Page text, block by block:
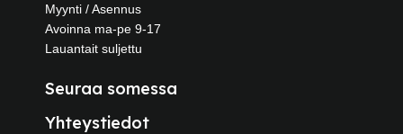
Myynti / Asennus
Avoinna ma-pe 9-17
Lauantait suljettu
Seuraa somessa
Yhteystiedot